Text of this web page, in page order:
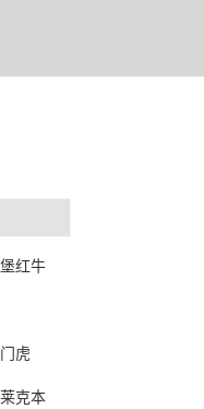
红牛
虎
克本